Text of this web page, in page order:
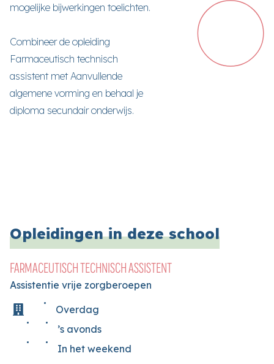
mogelijke bijwerkingen toelichten.
Combineer de opleiding
Farmaceutisch technisch
assistent met Aanvullende
algemene vorming en behaal je
diploma secundair onderwijs.
Opleidingen in deze school
FARMACEUTISCH TECHNISCH ASSISTENT
Assistentie vrije zorgberoepen
Overdag
’s avonds
In het weekend